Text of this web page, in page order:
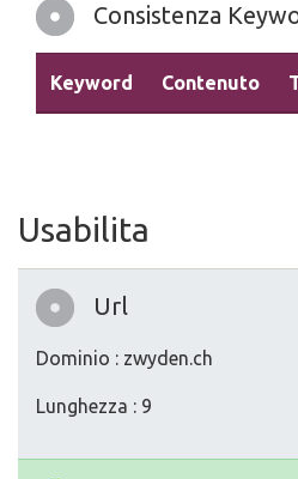
Consistenza
Keyword Contenuto
Usabilita
Url
Dominio : zwyden.ch
Lunghezza : 9